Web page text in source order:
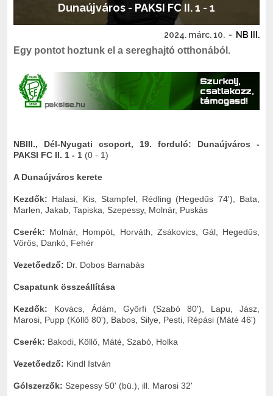
Dunaújváros - PAKSI FC II. 1 - 1
2024. márc. 10. - NB III.
Egy pontot hoztunk el a sereghajtó otthonából.
NBIII., Dél-Nyugati csoport, 19. forduló: Dunaújváros -
PAKSI FC II. 1 - 1 (0 - 1)
A Dunaújváros kerete
Kezdők: Halasi, Kis, Stampfel, Rédling (Hegedűs 74'), Bata,
Marlen, Jakab, Tapiska, Szepessy, Molnár, Puskás
Cserék: Molnár, Hompót, Horváth, Zsákovics, Gál, Hegedűs,
Vörös, Dankó, Fehér
Vezetőedző: Dr. Dobos Barnabás
Csapatunk összeállítása
Kezdők: Kovács, Ádám, Győrfi (Szabó 80'), Lapu, Jász,
Marosi, Pupp (Köllő 80'), Babos, Silye, Pesti, Répási (Máté 46')
Cserék: Bakodi, Köllő, Máté, Szabó, Holka
Vezetőedző: Kindl István
Gólszerzők: Szepessy 50' (bü.), ill. Marosi 32'